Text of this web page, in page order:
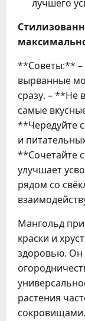
лучшего
**Советы:**
вырванные
сразу. – **Не
самые
**Чередуйте
и
**Сочетайте
улучшает
рядом со
Мангольд
краски и
здоровью.
растения